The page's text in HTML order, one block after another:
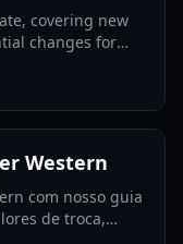
covering new
changes for
Western
com nosso guia
de troca,